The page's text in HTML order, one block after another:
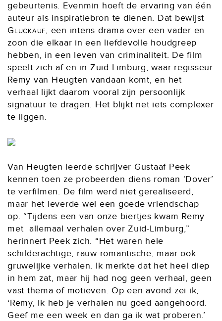
gebeurtenis. Evenmin hoeft de ervaring van één
auteur als inspiratiebron te dienen. Dat bewijst
Gluckauf, een intens drama over een vader en
zoon die elkaar in een liefdevolle houdgreep
hebben, in een leven van criminaliteit. De film
speelt zich af en in Zuid-Limburg, waar regisseur
Remy van Heugten vandaan komt, en het
verhaal lijkt daarom vooral zijn persoonlijk
signatuur te dragen. Het blijkt net iets complexer
te liggen.
Van Heugten leerde schrijver Gustaaf Peek
kennen toen ze probeerden diens roman ‘Dover’
te verfilmen. De film werd niet gerealiseerd,
maar het leverde wel een goede vriendschap
op. “Tijdens een van onze biertjes kwam Remy
met allemaal verhalen over Zuid-Limburg,”
herinnert Peek zich. “Het waren hele
schilderachtige, rauw-romantische, maar ook
gruwelijke verhalen. Ik merkte dat het heel diep
in hem zat, maar hij had nog geen verhaal, geen
vast thema of motieven. Op een avond zei ik,
‘Remy, ik heb je verhalen nu goed aangehoord.
Geef me een week en dan ga ik wat proberen.’